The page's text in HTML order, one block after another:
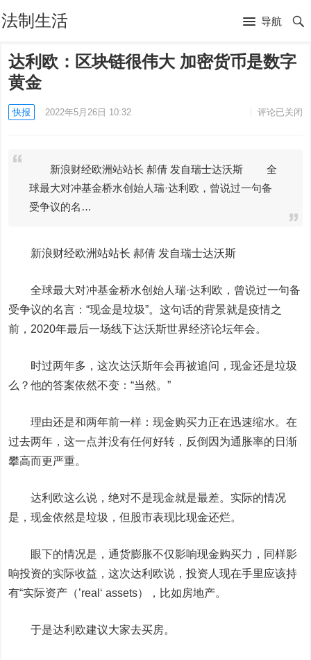
法制生活 导航
达利欧：区块链很伟大 加密货币是数字
黄金
快报 2022年5月26日 10:32 评论已关闭
新浪财经欧洲站站长 郝倩 发自瑞士达沃斯 全
球最大对冲基金桥水创始人瑞·达利欧，曾说过一句备
受争议的名…
新浪财经欧洲站站长 郝倩 发自瑞士达沃斯
全球最大对冲基金桥水创始人瑞·达利欧，曾说过一句备
受争议的名言：“现金是垃圾”。这句话的背景就是疫情之
前，2020年最后一场线下达沃斯世界经济论坛年会。
时过两年多，这次达沃斯年会再被追问，现金还是垃圾
么？他的答案依然不变：“当然。”
理由还是和两年前一样：现金购买力正在迅速缩水。在
过去两年，这一点并没有任何好转，反倒因为通胀率的日渐
攀高而更严重。
达利欧这么说，绝对不是现金就是最差。实际的情况
是，现金依然是垃圾，但股市表现比现金还烂。
眼下的情况是，通货膨胀不仅影响现金购买力，同样影
响投资的实际收益，这次达利欧说，投资人现在手里应该持
有“实际资产（’real‘ assets），比如房地产。
于是达利欧建议大家去买房。